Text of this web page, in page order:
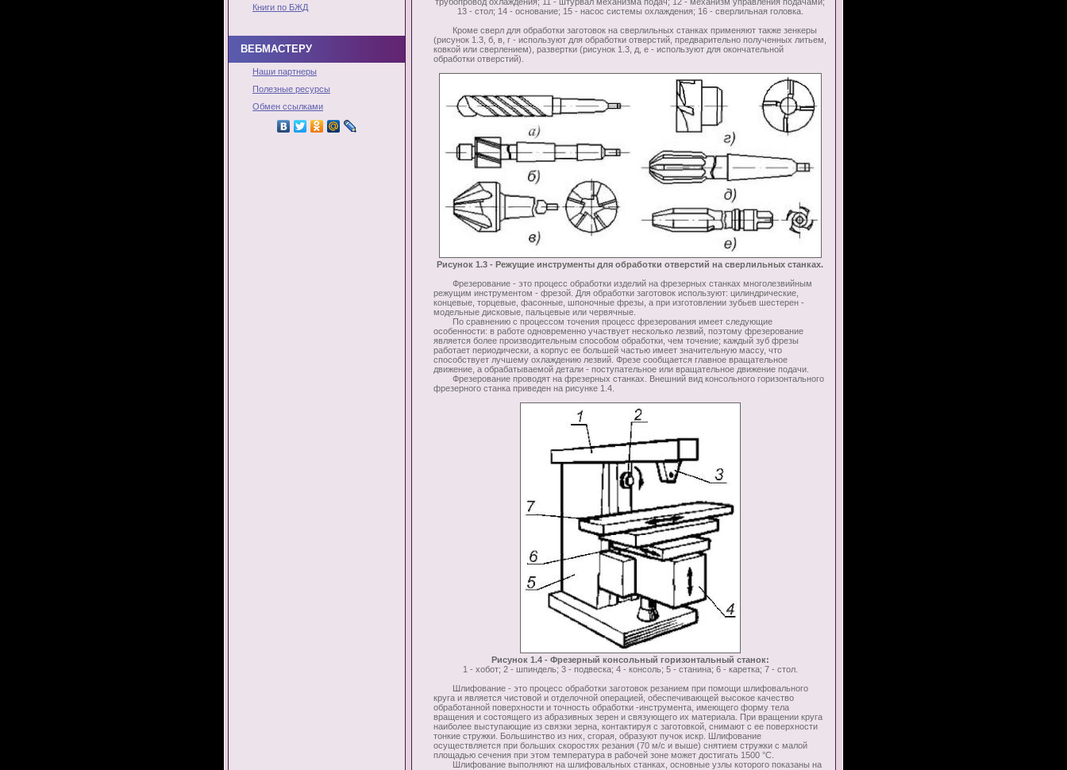
13 - стол; 14 - основание; 15 - насос системы охлаждения; 16 - сверлильная головка.
Кроме сверл для обработки заготовок на сверлильных станках применяют также зенкеры
(рисунок 1.3, б, в, г - используют для обработки отверстий, предварительно полученных литьем,
ковкой или сверлением), развертки (рисунок 1.3, д, е - используют для окончательной
обработки отверстий).
Рисунок 1.3 - Режущие инструменты для обработки отверстий на сверлильных станках.
Фрезерование - это процесс обработки изделий на фрезерных станках многолезвийным
режущим инструментом - фрезой. Для обработки заготовок используют: цилиндрические,
концевые, торцевые, фасонные, шпоночные фрезы, а при изготовлении зубьев шестерен -
модельные дисковые, пальцевые или червячные.
По сравнению с процессом точения процесс фрезерования имеет следующие
особенности: в работе одновременно участвует несколько лезвий, поэтому фрезерование
является более производительным способом обработки, чем точение; каждый зуб фрезы
работает периодически, а корпус ее большей частью имеет значительную массу, что
способствует лучшему охлаждению лезвий. Фрезе сообщается главное вращательное
движение, а обрабатываемой детали - поступательное или вращательное движение подачи.
Фрезерование проводят на фрезерных станках. Внешний вид консольного горизонтального
фрезерного станка приведен на рисунке 1.4.
Рисунок 1.4 - Фрезерный консольный горизонтальный станок:
1 - хобот; 2 - шпиндель; 3 - подвеска; 4 - консоль; 5 - станина; 6 - каретка; 7 - стол.
Шлифование - это процесс обработки заготовок резанием при помощи шлифовального
круга и является чистовой и отделочной операцией, обеспечивающей высокое качество
обработанной поверхности и точность обработки -инструмента, имеющего форму тела
вращения и состоящего из абразивных зерен и связующего их материала. При вращении круга
наиболее выступающие из связки зерна, контактируя с заготовкой, снимают с ее поверхности
тонкие стружки. Большинство из них, сгорая, образуют пучок искр. Шлифование
осуществляется при больших скоростях резания (70 м/с и выше) снятием стружки с малой
площадью сечения при этом температура в рабочей зоне может достигать 1500 °С.
Шлифование выполняют на шлифовальных станках, основные узлы которого показаны на
Книги по БЖД
ВЕБМАСТЕРУ
Наши партнеры
Полезные ресурсы
Обмен ссылками